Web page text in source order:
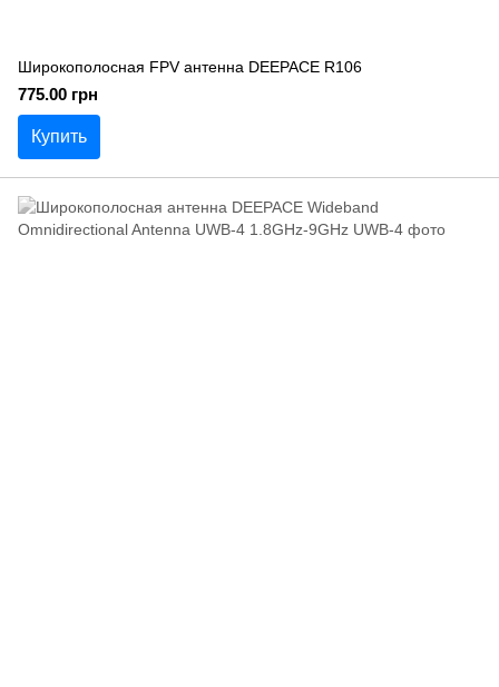
Широкополосная FPV антенна DEEPACE R106
775.00 грн
Купить